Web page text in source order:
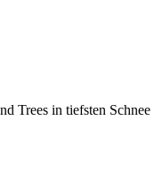
in tiefsten